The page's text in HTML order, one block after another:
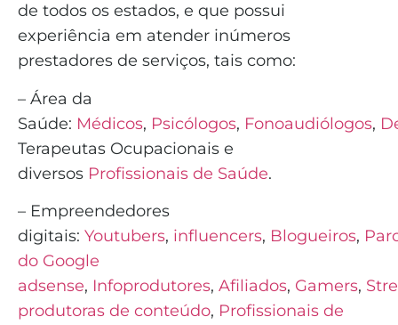
de todos os estados, e que possui
experiência em atender inúmeros
prestadores de serviços, tais como:
– Área da
Saúde: Médicos, Psicólogos, Fonoaudiólogos,
Terapeutas Ocupacionais e
diversos Profissionais de Saúde.
– Empreendedores
digitais: Youtubers, influencers, Blogueiros,
do Google
adsense, Infoprodutores, Afiliados, Gamers,
produtoras de conteúdo, Profissionais de